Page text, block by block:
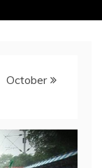
October